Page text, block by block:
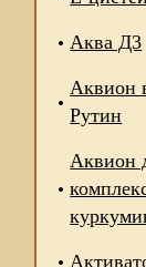
Аква Д3
Аквион
Рутин
Аквион